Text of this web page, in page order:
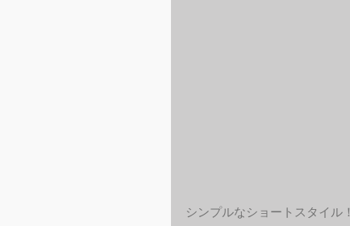
シンプルなショートスタイル！